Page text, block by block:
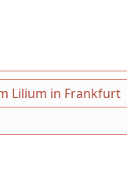
Lilium in Frankfurt